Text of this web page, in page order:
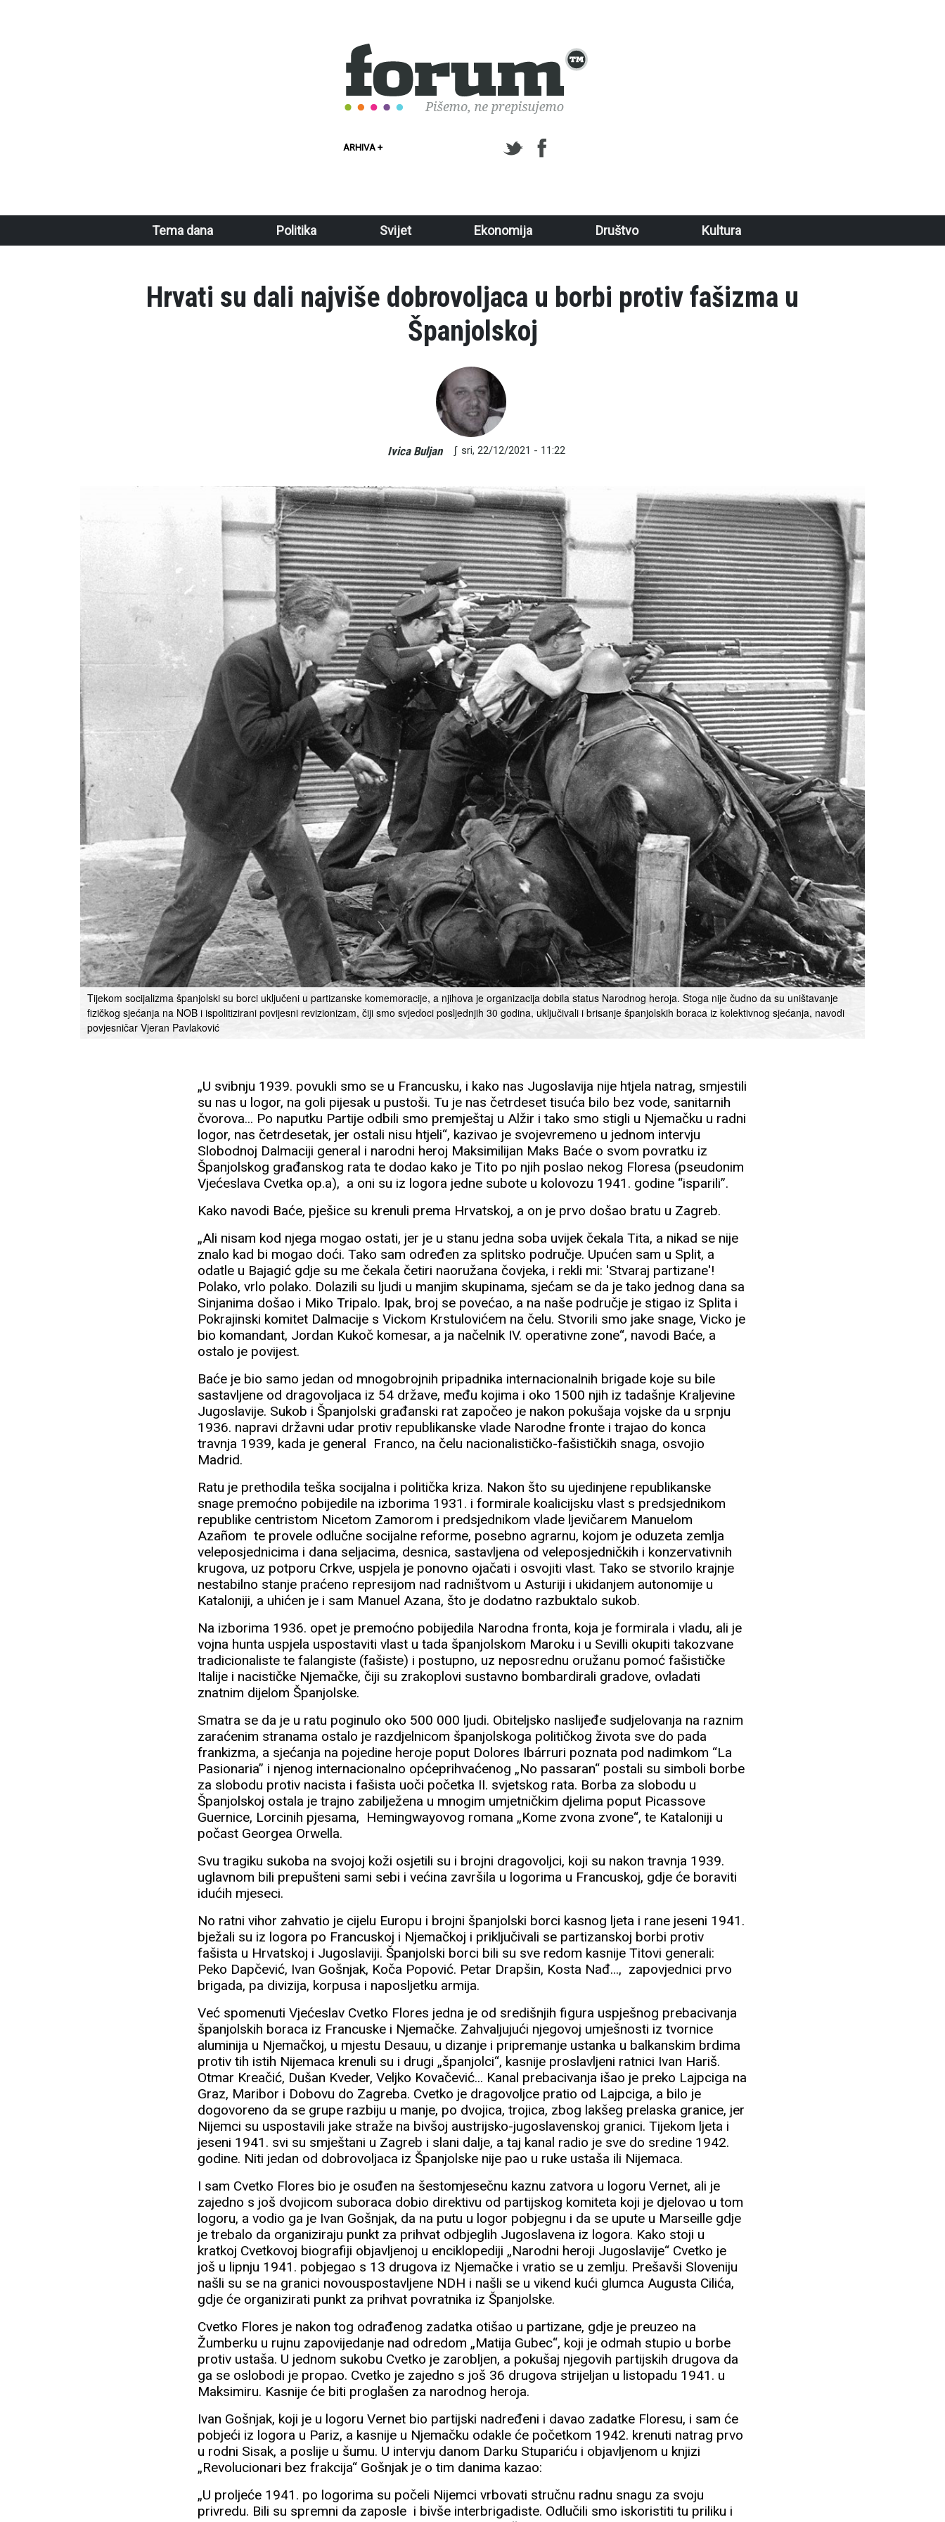
ARHIVA +
Tema dana Politika Svijet Ekonomija Društvo Kultura
Hrvati su dali najviše dobrovoljaca u borbi protiv fašizma u
Španjolskoj
Ivica Buljan ∫ sri, 22/12/2021 - 11:22
Tijekom socijalizma španjolski su borci uključeni u partizanske komemoracije, a njihova je organizacija dobila status Narodnog heroja. Stoga nije čudno da su uništavanje
fizičkog sjećanja na NOB i ispolitizirani povijesni revizionizam, čiji smo svjedoci posljednjih 30 godina, uključivali i brisanje španjolskih boraca iz kolektivnog sjećanja, navodi
povjesničar Vjeran Pavlaković
„U svibnju 1939. povukli smo se u Francusku, i kako nas Jugoslavija nije htjela natrag, smjestili
su nas u logor, na goli pijesak u pustoši. Tu je nas četrdeset tisuća bilo bez vode, sanitarnih
čvorova... Po naputku Partije odbili smo premještaj u Alžir i tako smo stigli u Njemačku u radni
logor, nas četrdesetak, jer ostali nisu htjeli“, kazivao je svojevremeno u jednom intervju
Slobodnoj Dalmaciji general i narodni heroj Maksimilijan Maks Baće o svom povratku iz
Španjolskog građanskog rata te dodao kako je Tito po njih poslao nekog Floresa (pseudonim
Vjećeslava Cvetka op.a), a oni su iz logora jedne subote u kolovozu 1941. godine “isparili”.
Kako navodi Baće, pješice su krenuli prema Hrvatskoj, a on je prvo došao bratu u Zagreb.
„Ali nisam kod njega mogao ostati, jer je u stanu jedna soba uvijek čekala Tita, a nikad se nije
znalo kad bi mogao doći. Tako sam određen za splitsko područje. Upućen sam u Split, a
odatle u Bajagić gdje su me čekala četiri naoružana čovjeka, i rekli mi: 'Stvaraj partizane'!
Polako, vrlo polako. Dolazili su ljudi u manjim skupinama, sjećam se da je tako jednog dana sa
Sinjanima došao i Miko Tripalo. Ipak, broj se povećao, a na naše područje je stigao iz Splita i
Pokrajinski komitet Dalmacije s Vickom Krstulovićem na čelu. Stvorili smo jake snage, Vicko je
bio komandant, Jordan Kukoč komesar, a ja načelnik IV. operativne zone“, navodi Baće, a
ostalo je povijest.
Baće je bio samo jedan od mnogobrojnih pripadnika internacionalnih brigade koje su bile
sastavljene od dragovoljaca iz 54 države, među kojima i oko 1500 njih iz tadašnje Kraljevine
Jugoslavije. Sukob i Španjolski građanski rat započeo je nakon pokušaja vojske da u srpnju
1936. napravi državni udar protiv republikanske vlade Narodne fronte i trajao do konca
travnja 1939, kada je general Franco, na čelu nacionalističko-fašističkih snaga, osvojio
Madrid.
Ratu je prethodila teška socijalna i politička kriza. Nakon što su ujedinjene republikanske
snage premoćno pobijedile na izborima 1931. i formirale koalicijsku vlast s predsjednikom
republike centristom Nicetom Zamorom i predsjednikom vlade ljevičarem Manuelom
Azañom te provele odlučne socijalne reforme, posebno agrarnu, kojom je oduzeta zemlja
veleposjednicima i dana seljacima, desnica, sastavljena od veleposjedničkih i konzervativnih
krugova, uz potporu Crkve, uspjela je ponovno ojačati i osvojiti vlast. Tako se stvorilo krajnje
nestabilno stanje praćeno represijom nad radništvom u Asturiji i ukidanjem autonomije u
Kataloniji, a uhićen je i sam Manuel Azana, što je dodatno razbuktalo sukob.
Na izborima 1936. opet je premoćno pobijedila Narodna fronta, koja je formirala i vladu, ali je
vojna hunta uspjela uspostaviti vlast u tada španjolskom Maroku i u Sevilli okupiti takozvane
tradicionaliste te falangiste (fašiste) i postupno, uz neposrednu oružanu pomoć fašističke
Italije i nacističke Njemačke, čiji su zrakoplovi sustavno bombardirali gradove, ovladati
znatnim dijelom Španjolske.
Smatra se da je u ratu poginulo oko 500 000 ljudi. Obiteljsko naslijeđe sudjelovanja na raznim
zaraćenim stranama ostalo je razdjelnicom španjolskoga političkog života sve do pada
frankizma, a sjećanja na pojedine heroje poput Dolores Ibárruri poznata pod nadimkom “La
Pasionaria” i njenog internacionalno općeprihvaćenog „No passaran“ postali su simboli borbe
za slobodu protiv nacista i fašista uoči početka II. svjetskog rata. Borba za slobodu u
Španjolskoj ostala je trajno zabilježena u mnogim umjetničkim djelima poput Picassove
Guernice, Lorcinih pjesama, Hemingwayovog romana „Kome zvona zvone“, te Kataloniji u
počast Georgea Orwella.
Svu tragiku sukoba na svojoj koži osjetili su i brojni dragovoljci, koji su nakon travnja 1939.
uglavnom bili prepušteni sami sebi i većina završila u logorima u Francuskoj, gdje će boraviti
idućih mjeseci.
No ratni vihor zahvatio je cijelu Europu i brojni španjolski borci kasnog ljeta i rane jeseni 1941.
bježali su iz logora po Francuskoj i Njemačkoj i priključivali se partizanskoj borbi protiv
fašista u Hrvatskoj i Jugoslaviji. Španjolski borci bili su sve redom kasnije Titovi generali:
Peko Dapčević, Ivan Gošnjak, Koča Popović. Petar Drapšin, Kosta Nađ..., zapovjednici prvo
brigada, pa divizija, korpusa i naposljetku armija.
Već spomenuti Vjećeslav Cvetko Flores jedna je od središnjih figura uspješnog prebacivanja
španjolskih boraca iz Francuske i Njemačke. Zahvaljujući njegovoj umješnosti iz tvornice
aluminija u Njemačkoj, u mjestu Desauu, u dizanje i pripremanje ustanka u balkanskim brdima
protiv tih istih Nijemaca krenuli su i drugi „španjolci“, kasnije proslavljeni ratnici Ivan Hariš.
Otmar Kreačić, Dušan Kveder, Veljko Kovačević... Kanal prebacivanja išao je preko Lajpciga na
Graz, Maribor i Dobovu do Zagreba. Cvetko je dragovoljce pratio od Lajpciga, a bilo je
dogovoreno da se grupe razbiju u manje, po dvojica, trojica, zbog lakšeg prelaska granice, jer
Nijemci su uspostavili jake straže na bivšoj austrijsko-jugoslavenskoj granici. Tijekom ljeta i
jeseni 1941. svi su smještani u Zagreb i slani dalje, a taj kanal radio je sve do sredine 1942.
godine. Niti jedan od dobrovoljaca iz Španjolske nije pao u ruke ustaša ili Nijemaca.
I sam Cvetko Flores bio je osuđen na šestomjesečnu kaznu zatvora u logoru Vernet, ali je
zajedno s još dvojicom suboraca dobio direktivu od partijskog komiteta koji je djelovao u tom
logoru, a vodio ga je Ivan Gošnjak, da na putu u logor pobjegnu i da se upute u Marseille gdje
je trebalo da organiziraju punkt za prihvat odbjeglih Jugoslavena iz logora. Kako stoji u
kratkoj Cvetkovoj biografiji objavljenoj u enciklopediji „Narodni heroji Jugoslavije“ Cvetko je
još u lipnju 1941. pobjegao s 13 drugova iz Njemačke i vratio se u zemlju. Prešavši Sloveniju
našli su se na granici novouspostavljene NDH i našli se u vikend kući glumca Augusta Cilića,
gdje će organizirati punkt za prihvat povratnika iz Španjolske.
Cvetko Flores je nakon tog odrađenog zadatka otišao u partizane, gdje je preuzeo na
Žumberku u rujnu zapovijedanje nad odredom „Matija Gubec“, koji je odmah stupio u borbe
protiv ustaša. U jednom sukobu Cvetko je zarobljen, a pokušaj njegovih partijskih drugova da
ga se oslobodi je propao. Cvetko je zajedno s još 36 drugova strijeljan u listopadu 1941. u
Maksimiru. Kasnije će biti proglašen za narodnog heroja.
Ivan Gošnjak, koji je u logoru Vernet bio partijski nadređeni i davao zadatke Floresu, i sam će
pobjeći iz logora u Pariz, a kasnije u Njemačku odakle će početkom 1942. krenuti natrag prvo
u rodni Sisak, a poslije u šumu. U intervju danom Darku Stupariću i objavljenom u knjizi
„Revolucionari bez frakcija“ Gošnjak je o tim danima kazao:
„U proljeće 1941. po logorima su počeli Nijemci vrbovati stručnu radnu snagu za svoju
privredu. Bili su spremni da zaposle i bivše interbrigadiste. Odlučili smo iskoristiti tu priliku i